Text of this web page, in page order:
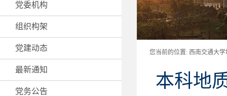
党委机构
组织构架
党建动态
最新通知
党务公告
您当前的位置: 西南交通大
本科地